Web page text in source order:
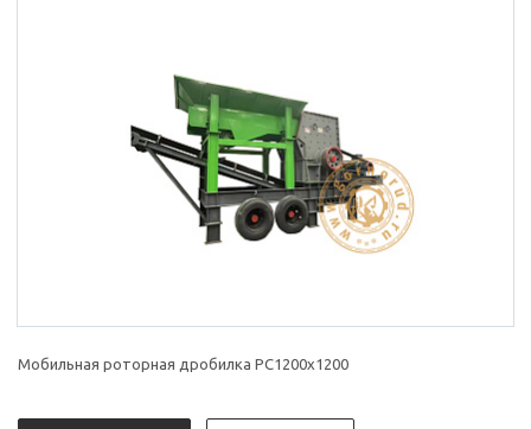
Мобильная роторная дробилка РС1200х1200